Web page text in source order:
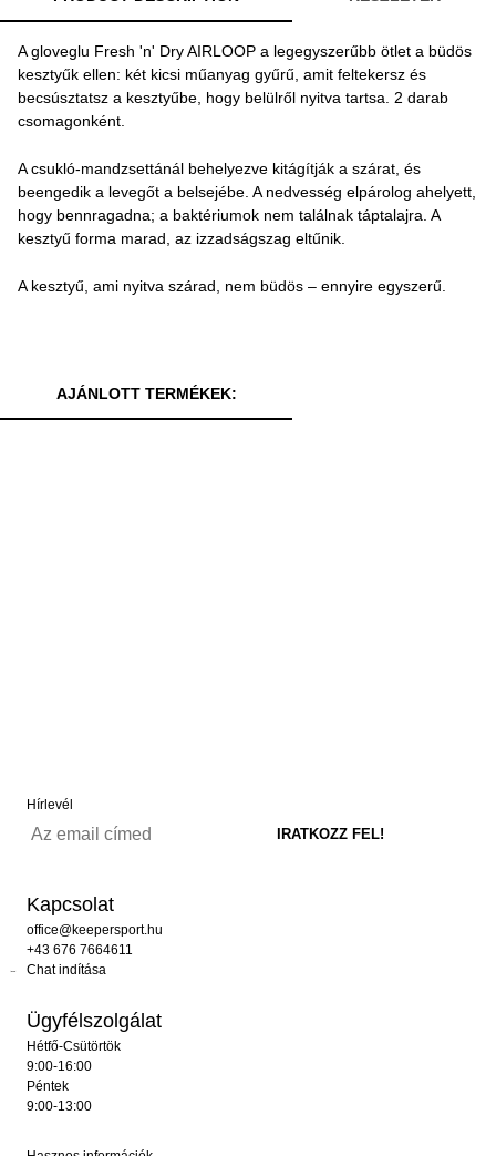
A gloveglu Fresh 'n' Dry AIRLOOP a legegyszerűbb ötlet a büdös
kesztyűk ellen: két kicsi műanyag gyűrű, amit feltekersz és
becsúsztatsz a kesztyűbe, hogy belülről nyitva tartsa. 2 darab
csomagonként.
A csukló-mandzsettánál behelyezve kitágítják a szárat, és
beengedik a levegőt a belsejébe. A nedvesség elpárolog ahelyett,
hogy bennragadna; a baktériumok nem találnak táptalajra. A
kesztyű forma marad, az izzadságszag eltűnik.
A kesztyű, ami nyitva szárad, nem büdös – ennyire egyszerű.
AJÁNLOTT TERMÉKEK:
Hírlevél
Kapcsolat
office@keepersport.hu
+43 676 7664611
Chat indítása
Ügyfélszolgálat
Hétfő-Csütörtök
9:00-16:00
Péntek
9:00-13:00